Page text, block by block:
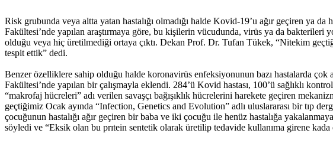
Risk grubunda veya altta yatan hastalığı olmadığı halde Kovid-19’u ağır geçiren ya
Fakültesi’nde yapılan araştırmaya göre, bu kişilerin vücudunda, virüs ya da bakterileri
olduğu veya hiç üretilmediği ortaya çıktı. Dekan Prof. Dr. Tufan Tükek, “Nitekim
tespit ettik” dedi.
Benzer özelliklere sahip olduğu halde koronavirüs enfeksiyonunun bazı hastalarda
Fakültesi’nde yapılan bir çalışmayla eklendi. 284’ü Kovid hastası, 100’ü sağlıklı
“makrofaj hücreleri” adı verilen savaşçı bağışıklık hücrelerini harekete geçiren
geçtiğimiz Ocak ayında “Infection, Genetics and Evolution” adlı uluslararası bir tıp
çocuğunun hastalığı ağır geçiren bir baba ve iki çocuğu ile henüz hastalığa
söyledi ve “Eksik olan bu prıtein sentetik olarak üretilip tedavide kullanıma girene